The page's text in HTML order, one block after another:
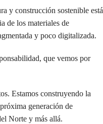
y construcción sostenible está
de los materiales de
y poco digitalizada.
que vemos por
Estamos construyendo la
generación de
Norte y más allá.